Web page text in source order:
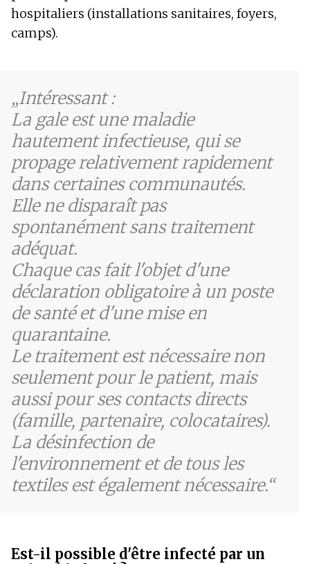
hospitaliers (installations sanitaires, foyers,
camps).
Intéressant :
La gale est une maladie
hautement infectieuse, qui se
propage relativement rapidement
dans certaines communautés.
Elle ne disparaît pas
spontanément sans traitement
adéquat.
Chaque cas fait l'objet d'une
déclaration obligatoire à un poste
de santé et d'une mise en
quarantaine.
Le traitement est nécessaire non
seulement pour le patient, mais
aussi pour ses contacts directs
(famille, partenaire, colocataires).
La désinfection de
l'environnement et de tous les
textiles est également nécessaire.
Est-il possible d'être infecté par un